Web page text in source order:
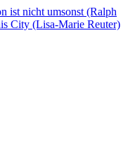
ist nicht umsonst (Ralph
City (Lisa-Marie Reuter)